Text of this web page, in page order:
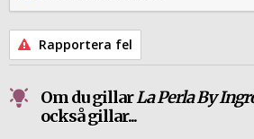
Rapportera fel
Om du gillarLa Perla By
också gillar...